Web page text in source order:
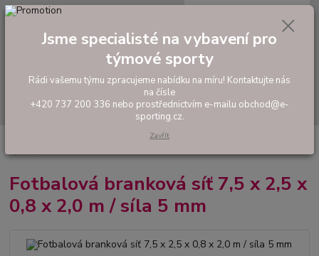
Hledat
tel: +420 737 200 336
0,00 Kč
Fotbalová branková síť 7,5 x 2,5 x 0,8 x
2,0 m / síla 5 mm
Fotbalová branková síť 7,5 x 2,5 x
0,8 x 2,0 m / síla 5 mm
Jsme specialisté na vybavení pro
týmové sporty
Rádi vašemu týmu zpracujeme nabídku na míru! Kontaktujte nás
na čísle
+420 737 200 336 nebo prostřednictvím e-mailu obchod@e-
sporting.cz.
Zavřít